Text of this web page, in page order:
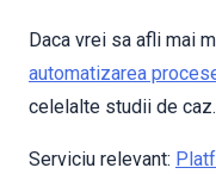
Daca vrei sa afli mai
automatizarea
celelalte studii de caz.
Serviciu relevant: